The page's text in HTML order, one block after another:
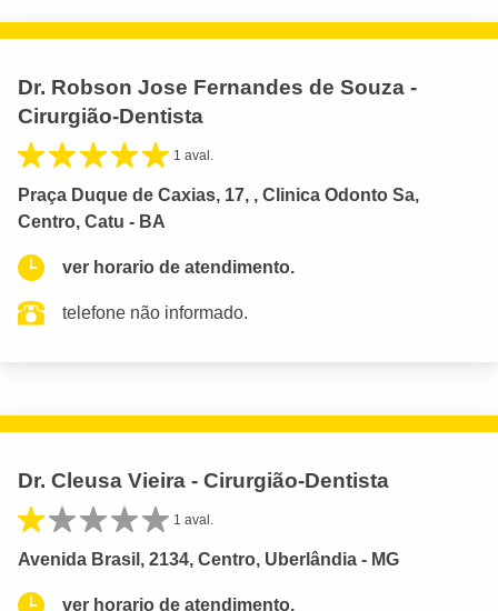
Dr. Robson Jose Fernandes de Souza -
Cirurgião-Dentista
1 aval.
Praça Duque de Caxias, 17, , Clinica Odonto Sa,
Centro, Catu - BA
ver horario de atendimento.
telefone não informado.
Dr. Cleusa Vieira - Cirurgião-Dentista
1 aval.
Avenida Brasil, 2134, Centro, Uberlândia - MG
ver horario de atendimento.